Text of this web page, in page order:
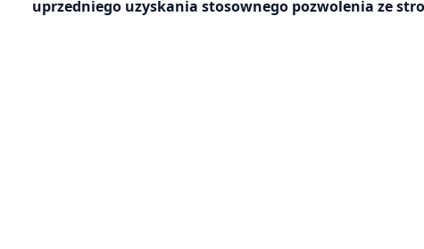
uprzedniego uzyskania stosownego pozwolenia ze